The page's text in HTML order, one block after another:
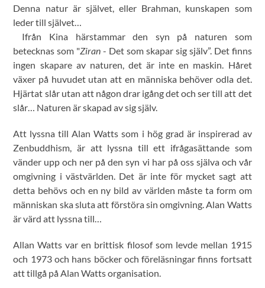
Denna natur är självet, eller Brahman, kunskapen som
leder till självet…
Ifrån Kina härstammar den syn på naturen som
betecknas som "Ziran - Det som skapar sig själv”. Det finns
ingen skapare av naturen, det är inte en maskin. Håret
växer på huvudet utan att en människa behöver odla det.
Hjärtat slår utan att någon drar igång det och ser till att det
slår… Naturen är skapad av sig själv.
Att lyssna till Alan Watts som i hög grad är inspirerad av
Zenbuddhism, är att lyssna till ett ifrågasättande som
vänder upp och ner på den syn vi har på oss själva och vår
omgivning i västvärlden. Det är inte för mycket sagt att
detta behövs och en ny bild av världen måste ta form om
människan ska sluta att förstöra sin omgivning. Alan Watts
är värd att lyssna till…
Allan Watts var en brittisk filosof som levde mellan 1915
och 1973 och hans böcker och föreläsningar finns fortsatt
att tillgå på Alan Watts organisation.